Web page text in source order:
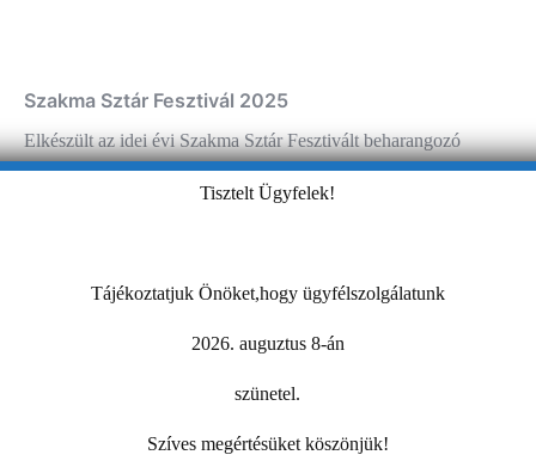
Szakma Sztár Fesztivál 2025
Elkészült az idei évi Szakma Sztár Fesztivált beharangozó
kisfilm, valamint a Facebookra is kikerült a hivatalos esemény.
Tisztelt Ügyfelek!
Tájékoztatjuk Önöket,hogy ügyfélszolgálatunk
2026. auguztus 8-án
szünetel.
Szíves megértésüket köszönjük!